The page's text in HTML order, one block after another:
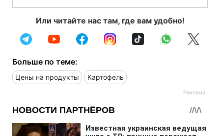
Или читайте нас там, где вам удобно!
Больше по теме:
Цены на продукты Картофель